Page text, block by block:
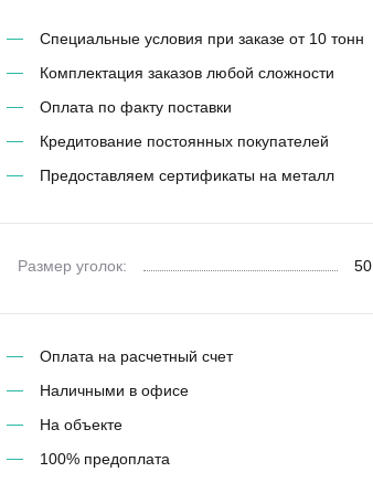
Специальные условия при заказе от 10 тонн
Комплектация заказов любой сложности
Оплата по факту поставки
Кредитование постоянных покупателей
Предоставляем сертификаты на металл
Размер уголок: 50
Оплата на расчетный счет
Наличными в офисе
На объекте
100% предоплата